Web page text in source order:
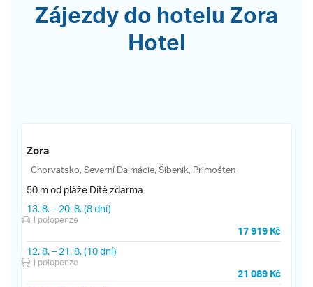
Zájezdy do hotelu Zora
Hotel
Zora
Chorvatsko, Severní Dalmácie, Šibenik, Primošten
50 m od pláže Dítě zdarma
13. 8.– 20. 8.(8 dní)
| polopenze
17 919 Kč
12. 8.– 21. 8.(10 dní)
| polopenze
21 089 Kč